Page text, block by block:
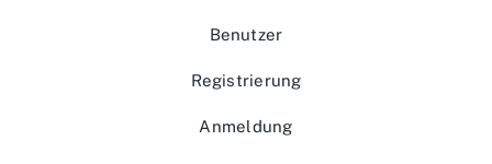
Benutzer
Registrierung
Anmeldung